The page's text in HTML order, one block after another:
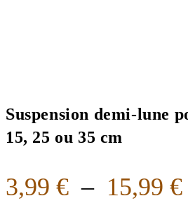
Suspension demi-lune
15, 25 ou 35 cm
3,99 € – 15,99 €